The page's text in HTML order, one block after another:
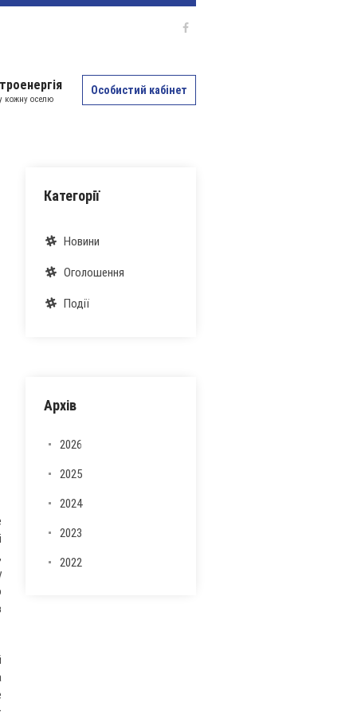
Особистий кабінет
кожну оселю
Категорії
Новини
Оголошення
Події
Архів
2026
2025
2024
2023
2022